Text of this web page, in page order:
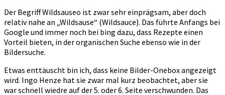
Der Begriff Wildsauseo ist zwar sehr einprägsam, aber doch
relativ nahe an „Wildsause“ (Wildsauce). Das führte Anfangs bei
Google und immer noch bei bing dazu, dass Rezepte einen
Vorteil bieten, in der organischen Suche ebenso wie in der
Bildersuche.
Etwas enttäuscht bin ich, dass keine Bilder-Onebox angezeigt
wird. Ingo Henze hat sie zwar mal kurz beobachtet, aber sie
war schnell wiedre auf der 5. oder 6. Seite verschwunden. Das